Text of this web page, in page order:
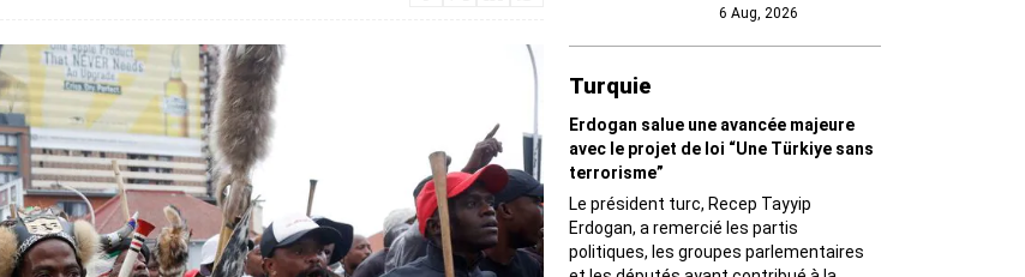
6 Aug, 2026
Turquie
Erdogan salue une avancée majeure
avec le projet de loi “Une Türkiye sans
terrorisme”
Le président turc, Recep Tayyip
Erdogan, a remercié les partis
politiques, les groupes parlementaires